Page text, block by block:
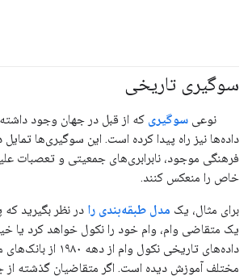
سوگیری تاریخی
نوعی سوگیری که از قبل در جهان وجود
داده‌ها نیز راه پیدا کرده است. این سوگیری‌ها تمایل
فرهنگی موجود، نابرابری‌های جمعیتی و تعصبات
خاص را منعکس کنند.
برای مثال، یک مدل طبقه‌بندی را در نظر بگیرید
یک متقاضی وام، وام خود را نکول خواهد کرد یا
داده‌های تاریخی نکول